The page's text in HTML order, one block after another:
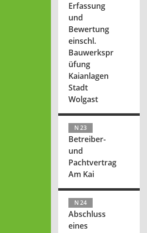
Erfassung
und
Bewertung
einschl.
Bauwerkspr
üfung
Kaianlagen
Stadt
Wolgast
N 23
Betreiber-
und
Pachtvertrag
Am Kai
N 24
Abschluss
eines